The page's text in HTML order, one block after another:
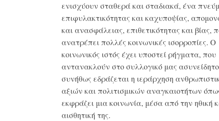
ενισχύουν σταθερά και σταδιακά, ένα
επιφυλακτικότητας και καχυποψίας,
και ανασφάλειας, επιθετικότητας και βίας,
ανατρέπει πολλές κοινωνικές ισορροπίες. Ο
κοινωνικός ιστός έχει υποστεί ρήγματα, που
αντανακλούν στο συλλογικό μας
συνήθως εδράζεται η ιεράρχηση
αξιών και πολιτισμικών αναγκαιοτήτων
εκφράζει μια κοινωνία, μέσα από την ηθική
αισθητική της.